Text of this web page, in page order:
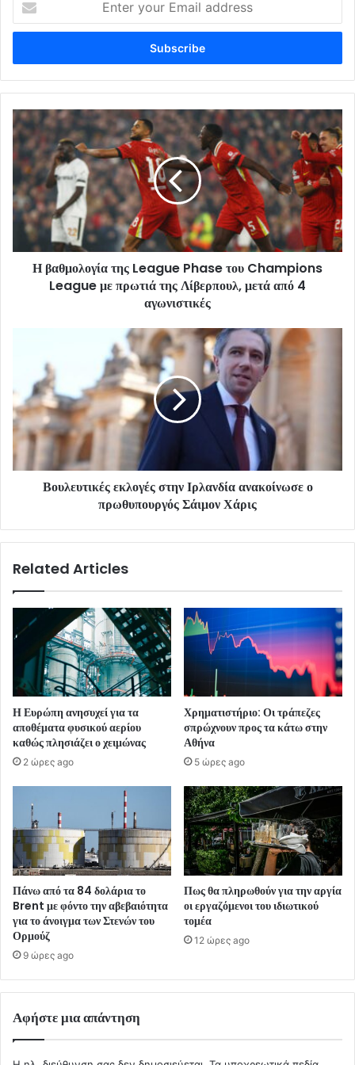
your
Email
Η βαθμολογία της League Phase του Champions
League με πρωτιά της Λίβερπουλ, μετά από 4
αγωνιστικές
Βουλευτικές εκλογές στην Ιρλανδία ανακοίνωσε ο
πρωθυπουργός Σάιμον Χάρις
Related Articles
Η Ευρώπη ανησυχεί για τα
αποθέματα φυσικού αερίου
καθώς πλησιάζει ο χειμώνας
2 ώρες ago
Χρηματιστήριο: Οι τράπεζες
σπρώχνουν προς τα κάτω στην
Αθήνα
5 ώρες ago
Πάνω από τα 84 δολάρια το
Brent με φόντο την αβεβαιότητα
για το άνοιγμα των Στενών του
Ορμούζ
9 ώρες ago
Πως θα πληρωθούν για την αργία
οι εργαζόμενοι του ιδιωτικού
τομέα
12 ώρες ago
Αφήστε μια απάντηση